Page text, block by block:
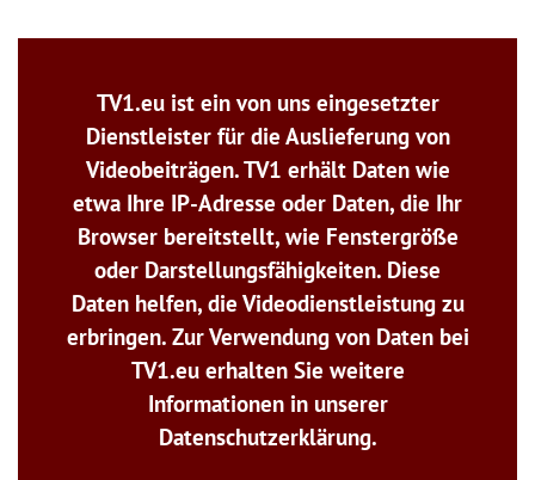
TV1.eu ist ein von uns eingesetzter
Dienstleister für die Auslieferung von
Videobeiträgen. TV1 erhält Daten wie
etwa Ihre IP-Adresse oder Daten, die Ihr
Browser bereitstellt, wie Fenstergröße
oder Darstellungsfähigkeiten. Diese
Daten helfen, die Videodienstleistung zu
erbringen. Zur Verwendung von Daten bei
TV1.eu erhalten Sie weitere
Informationen in unserer
Datenschutzerklärung.